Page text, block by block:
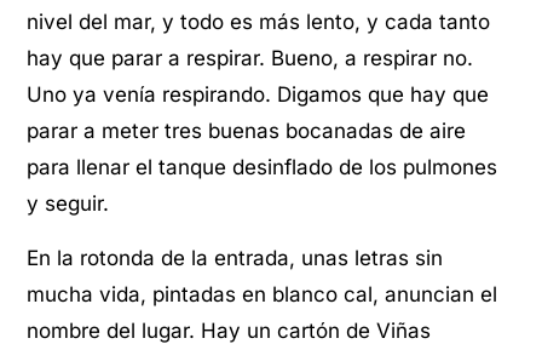
nivel del mar, y todo es más lento, y cada tanto
hay que parar a respirar. Bueno, a respirar no.
Uno ya venía respirando. Digamos que hay que
parar a meter tres buenas bocanadas de aire
para llenar el tanque desinflado de los pulmones
y seguir.
En la rotonda de la entrada, unas letras sin
mucha vida, pintadas en blanco cal, anuncian el
nombre del lugar. Hay un cartón de Viñas